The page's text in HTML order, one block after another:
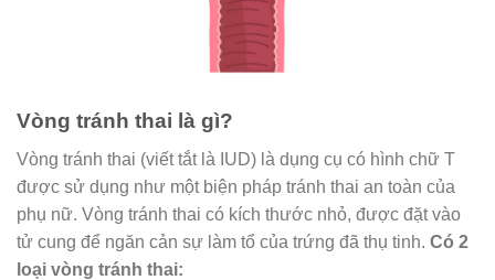
Vòng tránh thai là gì?
Vòng tránh thai (viết tắt là IUD) là dụng cụ có hình chữ T
được sử dụng như một biện pháp tránh thai an toàn của
phụ nữ. Vòng tránh thai có kích thước nhỏ, được đặt vào
tử cung để ngăn cản sự làm tổ của trứng đã thụ tinh. Có 2
loại vòng tránh thai: